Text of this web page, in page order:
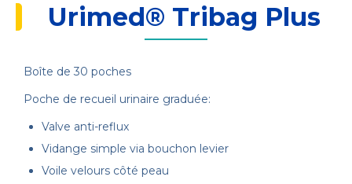
Urimed® Tribag Plus
Boîte de 30 poches
Poche de recueil urinaire graduée:
Valve anti-reflux
Vidange simple via bouchon levier
Voile velours côté peau